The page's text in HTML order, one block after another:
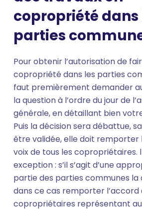
copropriété dans
parties
Pour obtenir l’autorisation de
copropriété dans les parties
faut premièrement demander
la question à l’ordre du jour de
générale, en détaillant bien
Puis la décision sera débattue,
être validée, elle doit remporter
voix de tous les copropriétaires.
exception : s’il s’agit d’une
partie des parties communes la
dans ce cas remporter l’accord
copropriétaires représentant